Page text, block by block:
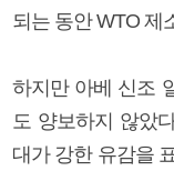
되는 동안 WTO 제
하지만 아베 신조
도 양보하지 않았
대가 강한 유감을